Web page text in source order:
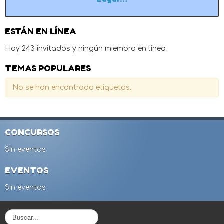
ESTÁN EN LÍNEA
Hay 243 invitados y ningún miembro en línea
TEMAS POPULARES
No se han encontrado etiquetas.
CONCURSOS
Sin eventos
EVENTOS
Sin eventos
B